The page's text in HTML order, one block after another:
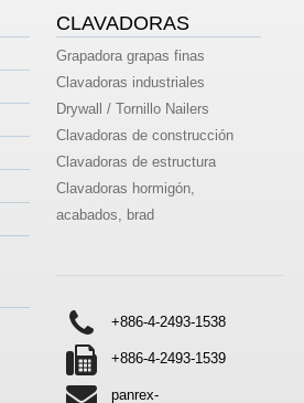
CLAVADORAS
Grapadora grapas finas
Clavadoras industriales
Drywall / Tornillo Nailers
Clavadoras de construcción
Clavadoras de estructura
Clavadoras hormigón,
acabados, brad
+886-4-2493-1538
+886-4-2493-1539
panrex-